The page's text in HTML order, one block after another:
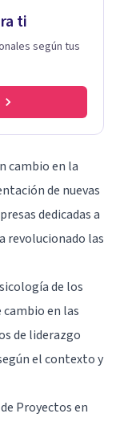
ti
según tus
cambio en la
de nuevas
dedicadas a
revolucionado las
de los
cambio en las
de liderazgo
el contexto y
Proyectos en